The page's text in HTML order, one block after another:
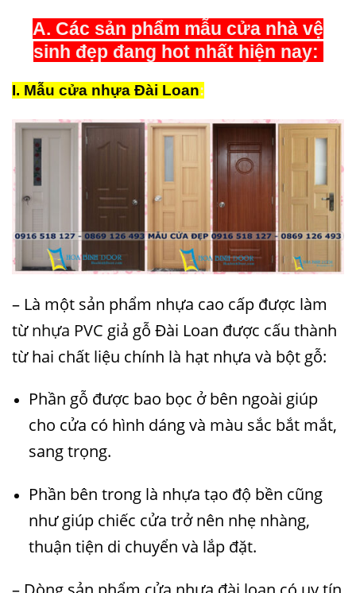
A. Các sản phẩm mẫu cửa nhà vệ
sinh đẹp đang hot nhất hiện nay:
I. Mẫu cửa nhựa Đài Loan:
– Là một sản phẩm nhựa cao cấp được làm
từnhựa PVC giả gỗ Đài Loan được cấu thành
từ hai chất liệu chính là hạt nhựa và bột gỗ:
Phần gỗ được bao bọc ở bên ngoài giúp
cho cửa có hình dáng và màu sắc bắt mắt,
sang trọng.
Phần bên trong là nhựa tạo độ bền cũng
như giúp chiếc cửa trở nên nhẹ nhàng,
thuận tiện di chuyển và lắp đặt.